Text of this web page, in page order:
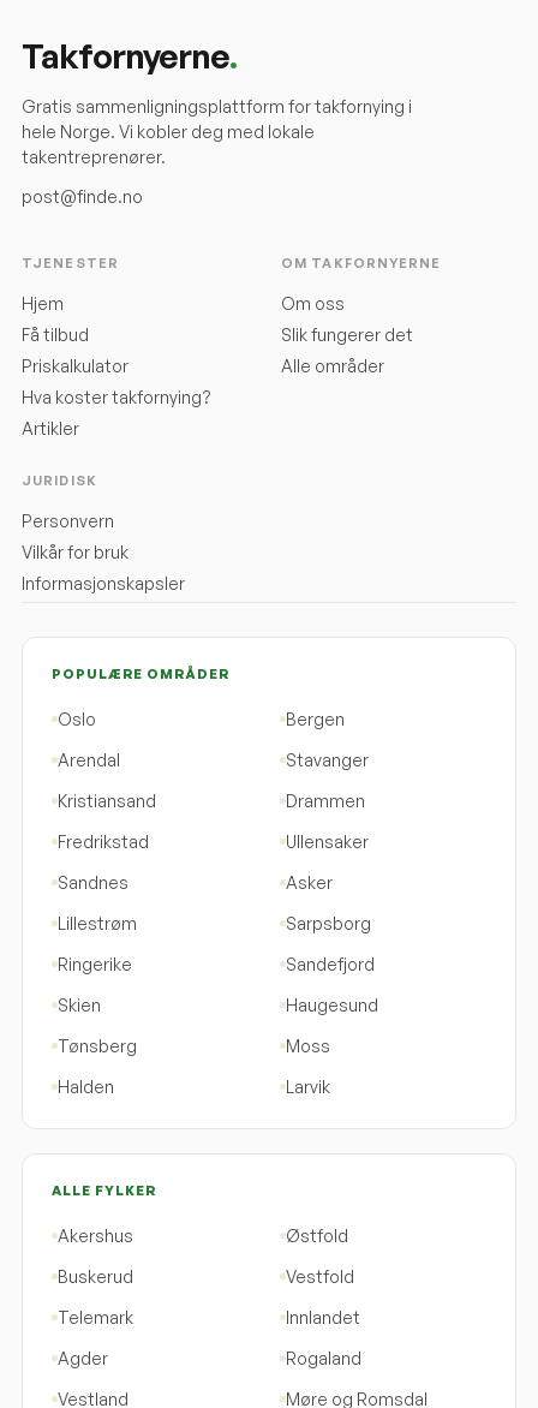
Takfornyerne.
Gratis sammenligningsplattform for takfornying i
hele Norge. Vi kobler deg med lokale
takentreprenører.
post@finde.no
TJENESTER
Hjem
Få tilbud
Priskalkulator
Hva koster takfornying?
Artikler
OM TAKFORNYERNE
Om oss
Slik fungerer det
Alle områder
JURIDISK
Personvern
Vilkår for bruk
Informasjonskapsler
POPULÆRE OMRÅDER
Oslo
Bergen
Arendal
Stavanger
Kristiansand
Drammen
Fredrikstad
Ullensaker
Sandnes
Asker
Lillestrøm
Sarpsborg
Ringerike
Sandefjord
Skien
Haugesund
Tønsberg
Moss
Halden
Larvik
ALLE FYLKER
Akershus
Østfold
Buskerud
Vestfold
Telemark
Innlandet
Agder
Rogaland
Vestland
Møre og Romsdal